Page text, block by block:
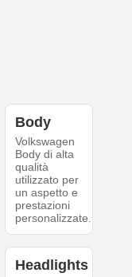
Body
Volkswagen
Body di alta
qualità
utilizzato per
un aspetto e
prestazioni
personalizzate.
Headlights